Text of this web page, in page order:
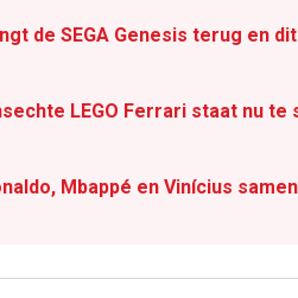
de SEGA Genesis terug en
LEGO Ferrari staat nu te
Mbappé en Vinícius